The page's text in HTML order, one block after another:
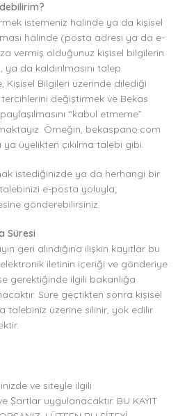
istemeniz halinde ya da kişisel
halinde (posta adresi ya da e-
vermiş olduğunuz kişisel bilgilerin
da kaldırılmasını talep
Kişisel Bilgileri üzerinde dilediği
değiştirmek ve Bekas
“kabul etmeme”
Örneğin, bekaspano.com
ya üyelikten çıkılma talebi gibi.
istediğinizde ya da herhangi bir
e-posta yoluyla;
gönderebilirsiniz.
Süresi
geri alındığına ilişkin kayıtlar bu
iletinin içeriği ve gönderiye
gerektiğinde ilgili bakanlığa
Süre geçtikten sonra kişisel
talebiniz üzerine silinir, yok edilir
ve siteyle ilgili
Şartlar uygulanacaktır. BU KAYIT